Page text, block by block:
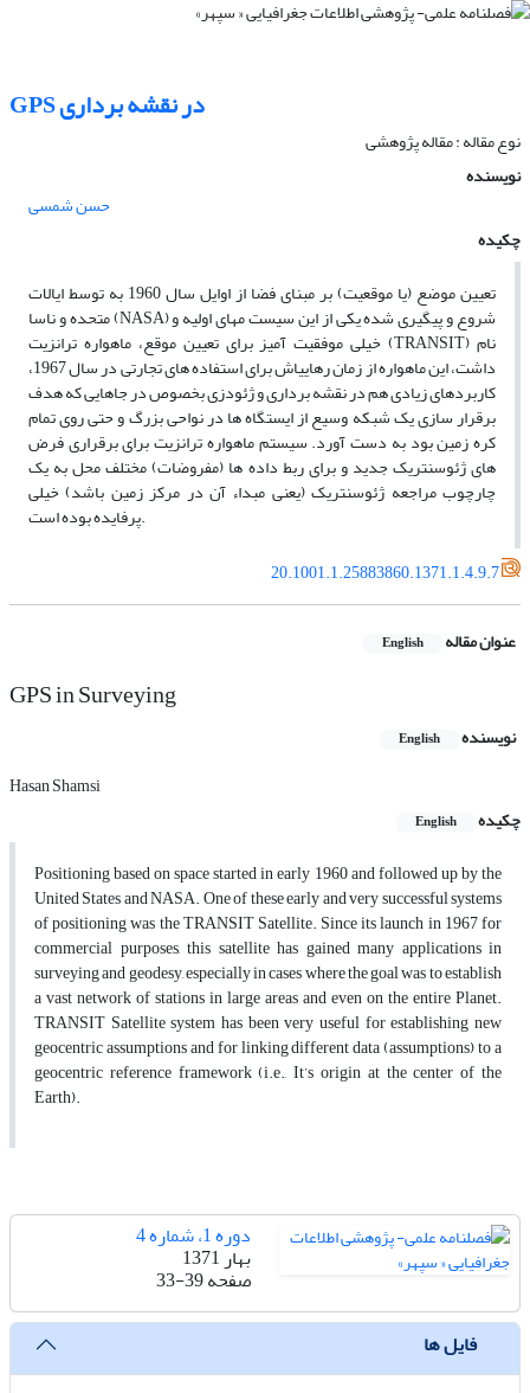
GPS در نقشه برداری
نوع مقاله : مقاله پژوهشی
نویسنده
حسن شمسی
چکیده
تعیین موضع (یا موقعیت) بر مبنای فضا از اوایل سال 1960 به توسط ایالات
متحده و ناسا (NASA) شروع و پیگیری شده یکی از این سیست مهای اولیه و
خیلی موفقیت ­آمیز برای تعیین موقع، ماهواره ترانزیت (TRANSIT) نام
داشت، این ماهواره از زمان رهایی­اش برای استفاده­ های تجارتی در سال 1967،
کاربردهای زیادی هم در نقشه ­برداری و ژئودزی بخصوص در جاهایی که هدف
برقرار سازی یک شبکه وسیع از ایستگاه­ ها در نواحی بزرگ و حتی روی تمام
کره زمین بود به دست آورد. سیستم ماهواره ترانزیت برای برقراری فرض
های ژئوسنتریک جدید و برای ربط داده ­ها (مفروضات) مختلف محل به یک
چارچوب مراجعه ژئوسنتریک (یعنی مبداء آن در مرکز زمین باشد) خیلی
پرفایده بوده است.
20.1001.1.25883860.1371.1.4.9.7
عنوان مقاله English
GPS in Surveying
نویسنده English
Hasan Shamsi
چکیده
English
Positioning based on space started in early 1960 and followed up by the
United States and NASA. One of these early and very successful systems
of positioning was the TRANSIT Satellite. Since its launch in 1967 for
commercial purposes, this satellite has gained many applications in
surveying and geodesy, especially in cases where the goal was to establish
a vast network of stations in large areas and even on the entire Planet.
TRANSIT Satellite system has been very useful for establishing new
geocentric assumptions and for linking different data (assumptions) to a
geocentric reference framework (i.e., It’s origin at the center of the
Earth).
دوره 1، شماره 4
بهار 1371
صفحه33-39
فایل ها